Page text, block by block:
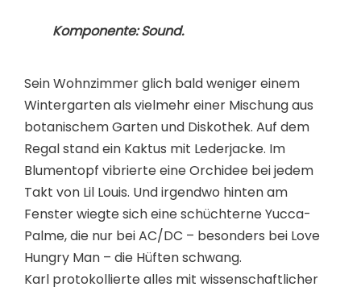
Komponente:Sound.
Sein Wohnzimmer glich bald weniger einem
Wintergarten als vielmehr einer Mischung aus
botanischem Garten und Diskothek. Auf dem
Regal stand ein Kaktus mit Lederjacke. Im
Blumentopf vibrierte eine Orchidee bei jedem
Takt von Lil Louis. Und irgendwo hinten am
Fenster wiegte sich eine schüchterne Yucca-
Palme, die nur bei AC/DC – besonders bei Love
Hungry Man – die Hüften schwang.
Karl protokollierte alles mit wissenschaftlicher